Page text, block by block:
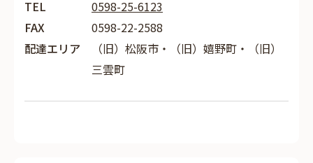
TEL
0598-25-6123
FAX
0598-22-2588
配達エリア
（旧）松阪市・（旧）嬉野町・（旧）
三雲町